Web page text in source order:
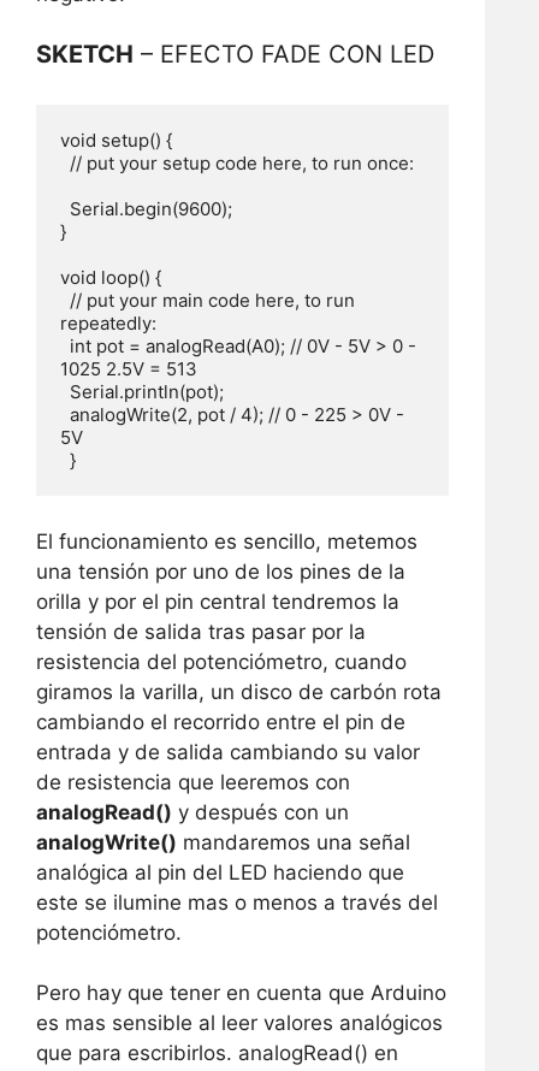
SKETCH – EFECTO FADE CON LED
void setup() {
}
void loop() {
repeatedly:
1025 2.5V = 513
5V
El funcionamiento es sencillo, metemos
una tensión por uno de los pines de la
orilla y por el pin central tendremos la
tensión de salida tras pasar por la
resistencia del potenciómetro, cuando
giramos la varilla, un disco de carbón rota
cambiando el recorrido entre el pin de
entrada y de salida cambiando su valor
de resistencia que leeremos con
analogRead() y después con un
analogWrite() mandaremos una señal
analógica al pin del LED haciendo que
este se ilumine mas o menos a través del
potenciómetro.
Pero hay que tener en cuenta que Arduino
es mas sensible al leer valores analógicos
que para escribirlos. analogRead() en